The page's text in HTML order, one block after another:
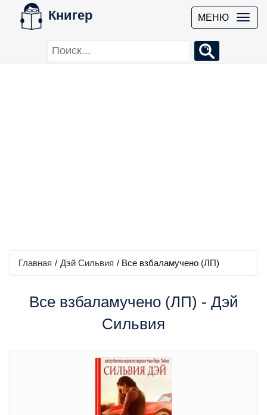
Книгер МЕНЮ
Главная / Дэй Сильвия / Все взбаламучено (ЛП)
Все взбаламучено (ЛП) - Дэй
Сильвия